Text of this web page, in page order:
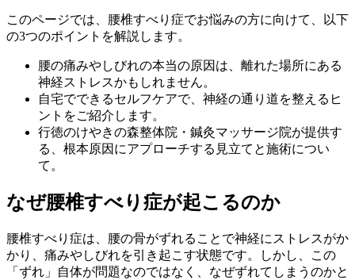
このページでは、腰椎すべり症でお悩みの方に向けて、以下
の3つのポイントを解説します。
腰の痛みやしびれの本当の原因は、離れた場所にある
神経ストレスかもしれません。
自宅でできるセルフケアで、神経の通り道を整えるヒ
ントをご紹介します。
行徳のけやきの森整体院・鍼灸マッサージ院が提供す
る、根本原因にアプローチする見立てと施術につい
て。
なぜ腰椎すべり症が起こるのか
腰椎すべり症は、腰の骨がずれることで神経にストレスがか
かり、痛みやしびれを引き起こす状態です。しかし、この
「ずれ」自体が問題なのではなく、なぜずれてしまうのかと